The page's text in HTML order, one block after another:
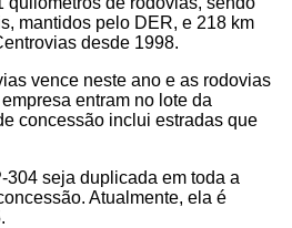
mantidos pelo DER, e 218 km
desde 1998.
vence neste ano e as rodovias
entram no lote da
concessão inclui estradas que
304 seja duplicada em toda a
Atualmente, ela é